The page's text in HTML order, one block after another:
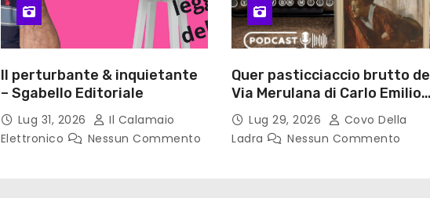
Il perturbante & inquietante
– Sgabello Editoriale
Lug 31, 2026
Il Calamaio
Elettronico
Nessun Commento
Quer pasticciaccio brutto de
Via Merulana di Carlo Emilio
Gadda – Pollicino. Briciole di
lettura
Lug 29, 2026
Covo Della
Ladra
Nessun Commento